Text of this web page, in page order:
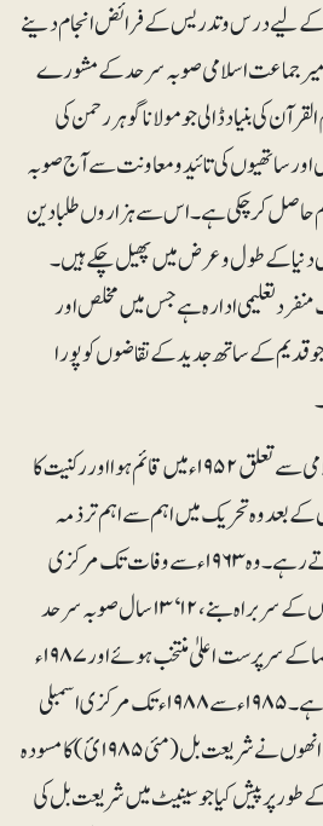
کے لیے درس وتدریس کے فرائض انجام دینے
امیرجماعت اسلامی صوبہ سرحد کے مشورے
القرآن کی بنیاد ڈالی جو مولانا گوہر رحمن کی
اور ساتھیوں کی تائید و معاونت سے آج صوبہ
حاصل کرچکی ہے۔ اس سے ہزاروں طلبا دین
دنیا کے طول و عرض میں پھیل چکے ہیں۔
تعلیمی ادارہ ہے جس میں مخلص اور
قدیم کے ساتھ جدید کے تقاضوں کو پورا
مولانا گوہر رحمن کا جماعت اسلامی سے تعلق ۱۹۵۲ء میں قائم ہوا اور رکنیت کا
جس کے بعد وہ تحریک میں اہم سے اہم تر ذمہ
داریوں کے مناصب پر فائز ہوتے رہے۔ وہ ۱۹۶۳ء سے وفات تک مرکزی
شوریٰ کے رکن رہے‘ کئی کمیٹیوں کے سربراہ بنے، ۱۲‘ ۱۳ سال صوبہ سرحد
کے امیر رہے‘ جمعیت اتحادالعلما کے سرپرست اعلیٰ منتخب ہوئے اور ۱۹۸۷ء
سے رابطہ المدارس کے صدر رہے۔ ۱۹۸۵ء سے ۱۹۸۸ء تک مرکزی اسمبلی
کے رکن رہے۔ اسی زمانے میں انھوں نے شریعت بل (مئی ۱۹۸۵ئ) کا مسودہ
طور پر پیش کیا جو سینیٹ میں شریعت بل کی